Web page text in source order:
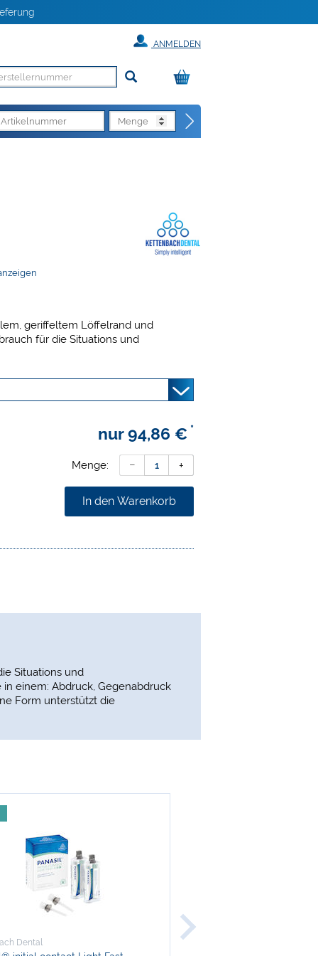
ANMELDEN
geriffeltem Löffelrand und
für die Situations und
Onlays oder Einzelkronen gut
Kein zusätzliches Adhäsiv
herausgeschnittene Form
nur94,86 € *
Menge:
In den Warenkorb
Situations und
einem: Abdruck, Gegenabdruck
Form unterstützt die
Dental